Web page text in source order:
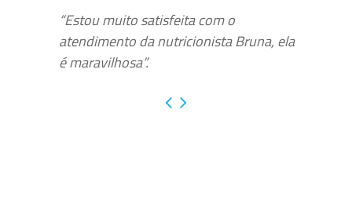
“Estou muito satisfeita com o
atendimento da nutricionista Bruna, ela
é maravilhosa”.